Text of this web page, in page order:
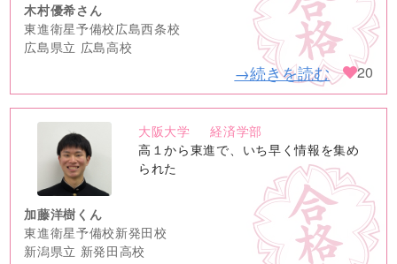
木村優希さん
東進衛星予備校広島西条校
広島県立 広島高校
→続きを読む 20
no
image
大阪大学
経済学部
高１から東進で、いち早く情報を集め
られた
加藤洋樹くん
東進衛星予備校新発田校
新潟県立 新発田高校